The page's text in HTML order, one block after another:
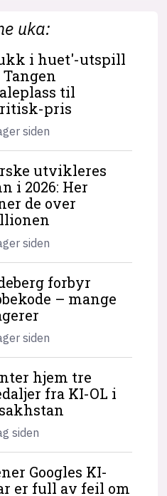
uka:
i huet'-utspill
til
pris
siden
utvikleres
i 2026: Her
de over
siden
forbyr
– mange
siden
hjem tre
fra KI-OL i
siden
Googles KI-
er full av feil om